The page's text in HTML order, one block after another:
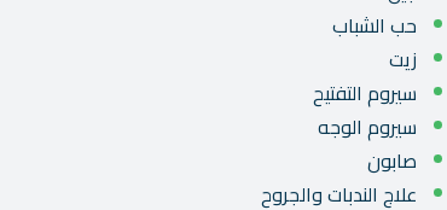
حب الشباب
زيت
سيروم التفتيح
سيروم الوجه
صابون
علاج الندبات والجروح